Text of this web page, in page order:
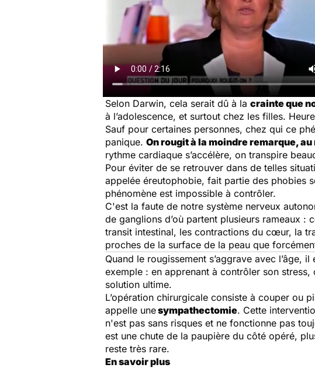
Selon Darwin, cela serait dû à la crainte que
à l’adolescence, et surtout chez les filles.
Sauf pour certaines personnes, chez qui ce
panique. On rougit à la moindre remarque,
rythme cardiaque s’accélère, on transpire
Pour éviter de se retrouver dans de telles
appelée éreutophobie, fait partie des phobies
phénomène est impossible à contrôler.
C'est la faute de notre système nerveux
de ganglions d’où partent plusieurs rameaux
transit intestinal, les contractions du cœur, la
proches de la surface de la peau que
Quand le rougissement s’aggrave avec
exemple : en apprenant à contrôler son stress,
solution ultime.
L’opération chirurgicale consiste à couper ou
appelle unesympathectomie. Cette
n'est pas sans risques et ne fonctionne pas
est une chute de la paupière du côté opéré,
reste très rare.
En savoir plus